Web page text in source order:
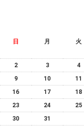
日 月 火
2
3 4
9
10 11
16
17 18
23
24 25
30
31